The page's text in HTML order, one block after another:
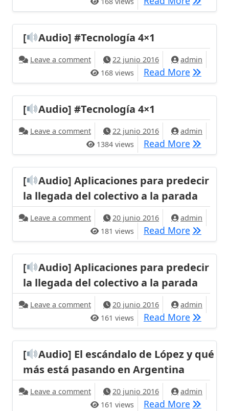
[ Audio] #Tecnología 4×1
Leave a commenton [Audio] #Tecnología 4×1
22 junio 2016
admin
168 views
Read More Audio]
[ Audio] #Tecnología 4×1
Leave a commenton [Audio] #Tecnología 4×1
22 junio 2016
admin
1384 views
Read More Audio]
[
Audio] Aplicaciones para predecir
la llegada del colectivo a la parada
Leave a commenton [Audio] Aplicaciones para predecir
20 junio 2016
admin
181 views
Read More Audio]
[
Audio] Aplicaciones para predecir
la llegada del colectivo a la parada
Leave a commenton [Audio] Aplicaciones para predecir
20 junio 2016
admin
161 views
Read More Audio]
[
Audio] El escándalo de López y qué
más está pasando en Argentina
Leave a commenton [Audio] El escándalo de López y
20 junio 2016
admin
161 views
Read More Audio]